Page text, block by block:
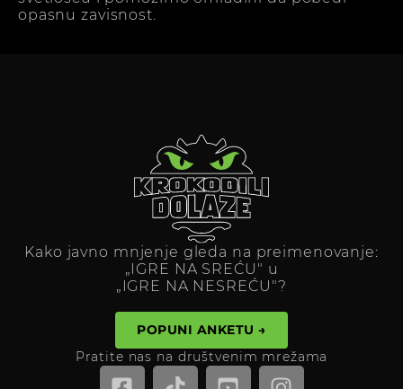
opasnu zavisnost.
Kako javno mnjenje gleda na preimenovanje:
„IGRE NA SREĆU" u
„IGRE NA NESREĆU"?
POPUNI ANKETU →
Pratite nas na društvenim mrežama